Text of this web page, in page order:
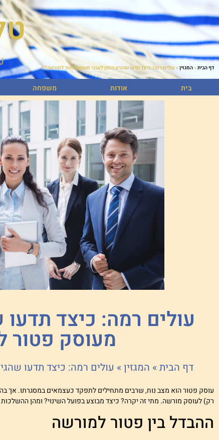
דף הבית»המגזין»עולים רמה: כיצד תדעו שהגיע הזמן לעבור מעוסק פטור למורשה?
בית אודות משפחה בית אודות משפחה
עולים רמה: כיצד
מעוסק פטור
דף הבית» המגזין» עולים רמה: כיצד תדעו
עוסק פטור הוא מצב נוח, שרבים מתחילים לתפקד כעצמאים במסגרתו. אך
רק) לעוסק מורשה. מתי זה יקרה? כיצד מבוצע בפועל השינוי? ומהן
ההבדל בין פטור למורשה